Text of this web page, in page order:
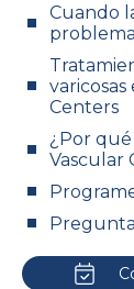
Cuando
problema
Centers
¿Por
Vascular